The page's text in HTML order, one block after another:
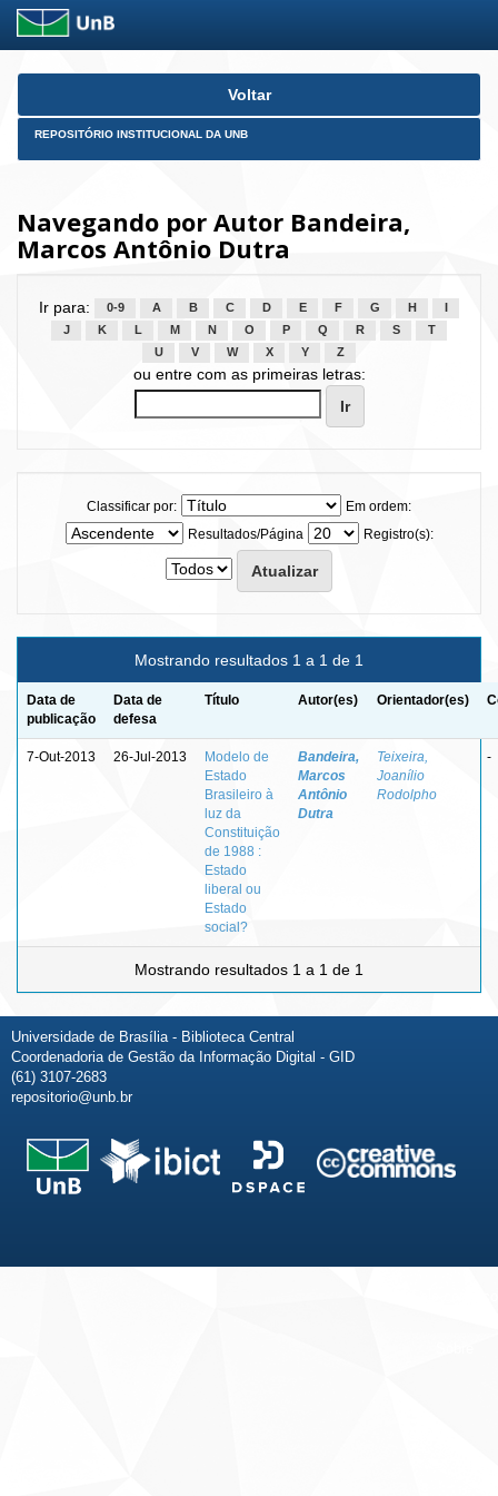
Skip
Voltar
REPOSITÓRIO INSTITUCIONAL DA UNB
Navegando por Autor Bandeira,
Marcos Antônio Dutra
Ir para: 0-9 A B C D E F G H
J
K L M N O P Q R S
T
U
V W X Y Z
ou entre com as primeiras letras:
Classificar por:
Em ordem:
Resultados/Página
Registro(s):
Mostrando resultados 1 a 1 de 1
Data de
publicação
Data de
defesa
Título Autor(es) Orientador(es)
7-Out-2013 26-Jul-2013
Modelo de
Estado
Brasileiro à
luz da
Constituição
de 1988 :
Estado
liberal ou
Estado
social?
Bandeira,
Marcos
Antônio
Dutra
Teixeira,
Joanílio
Rodolpho
-
Mostrando resultados 1 a 1 de 1
Universidade de Brasília - Biblioteca Central
Coordenadoria de Gestão da Informação Digital - GID
(61) 3107-2683
repositorio@unb.br